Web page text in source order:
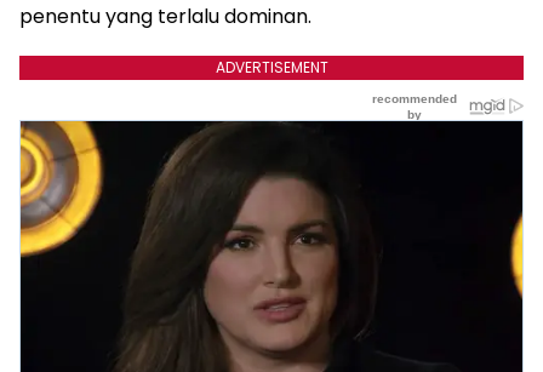
penentu yang terlalu dominan.
ADVERTISEMENT